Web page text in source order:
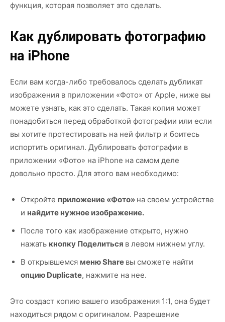
функция, которая позволяет это сделать.
Как дублировать фотографию
на iPhone
Если вам когда-либо требовалось сделать дубликат
изображения в приложении «Фото» от Apple, ниже вы
можете узнать, как это сделать. Такая копия может
понадобиться перед обработкой фотографии или если
вы хотите протестировать на ней фильтр и боитесь
испортить оригинал. Дублировать фотографии в
приложении «Фото» на iPhone на самом деле
довольно просто. Для этого вам необходимо:
Откройте приложение «Фото» на своем устройстве
и найдите нужное изображение.
После того как изображение открыто, нужно
нажать кнопку Поделиться в левом нижнем углу.
В открывшемся меню Share вы сможете найти
опцию Duplicate, нажмите на нее.
Это создаст копию вашего изображения 1:1, она будет
находиться рядом с оригиналом. Разрешение